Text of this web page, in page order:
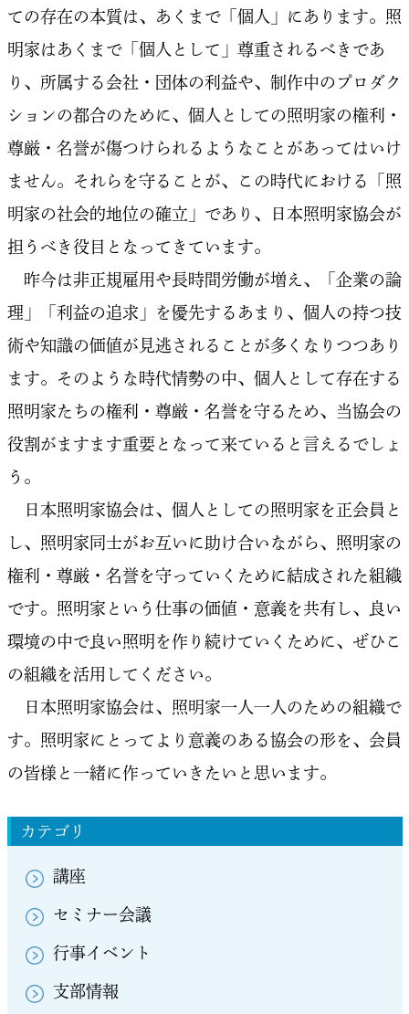
カテゴリ
講座
セミナー会議
行事イベント
支部情報
ての存在の本質は、あくまで「個人」にあります。照
明家はあくまで「個人として」尊重されるべきであ
り、所属する会社・団体の利益や、制作中のプロダク
ションの都合のために、個人としての照明家の権利・
尊厳・名誉が傷つけられるようなことがあってはいけ
ません。それらを守ることが、この時代における「照
明家の社会的地位の確立」であり、日本照明家協会が
担うべき役目となってきています。
昨今は非正規雇用や長時間労働が増え、「企業の論
理」「利益の追求」を優先するあまり、個人の持つ技
術や知識の価値が見逃されることが多くなりつつあり
ます。そのような時代情勢の中、個人として存在する
照明家たちの権利・尊厳・名誉を守るため、当協会の
役割がますます重要となって来ていると言えるでしょ
う。
日本照明家協会は、個人としての照明家を正会員と
し、照明家同士がお互いに助け合いながら、照明家の
権利・尊厳・名誉を守っていくために結成された組織
です。照明家という仕事の価値・意義を共有し、良い
環境の中で良い照明を作り続けていくために、ぜひこ
の組織を活用してください。
日本照明家協会は、照明家一人一人のための組織で
す。照明家にとってより意義のある協会の形を、会員
の皆様と一緒に作っていきたいと思います。